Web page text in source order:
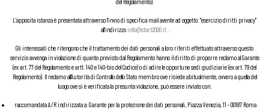
L'apposita istanza è presentata attraverso l'invio di specifica mail avente ad oggetto: "esercizio diritti privacy"
all’indirizzoinfo@start2000.it.
Gli interessati che ritengono che il trattamento dei dati personali a loro riferiti effettuato attraverso questo
servizio avvenga in violazione di quanto previsto dal Regolamento hanno il diritto di proporre reclamo al Garante
(ex art. 77 del Regolamento e artt. 140 e 140-bis del Codice) o di adire le opportune sedi giudiziarie (ex art. 79 del
Regolamento). Il reclamo all’Autorità di Controllo dello Stato membro ove risiede abitualmente, ovvero a quella del
luogo ove si è verificata la presunta violazione, può essere inviato con:
raccomandata A/R indirizzata a: Garante per la protezione dei dati personali, Piazza Venezia, 11 - 00187 Roma